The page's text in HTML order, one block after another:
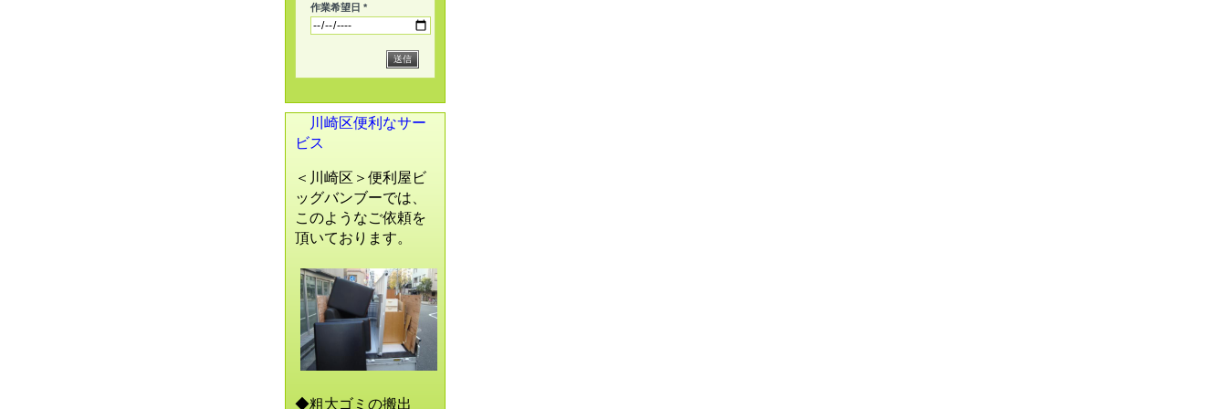
作業希望日 *
川崎区便利なサー
ビス
＜川崎区＞便利屋ビ
ッグバンブーでは、
このようなご依頼を
頂いております。
◆粗大ゴミの搬出